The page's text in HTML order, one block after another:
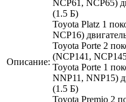
Описание:
NCP61, NCP65)
(1.5 Б)
Toyota Platz 1
NCP16)
Toyota Porte 2
(NCP141,
Toyota Porte 1
NNP11, NNP15)
(1.5 Б)
Toyota Premio 2